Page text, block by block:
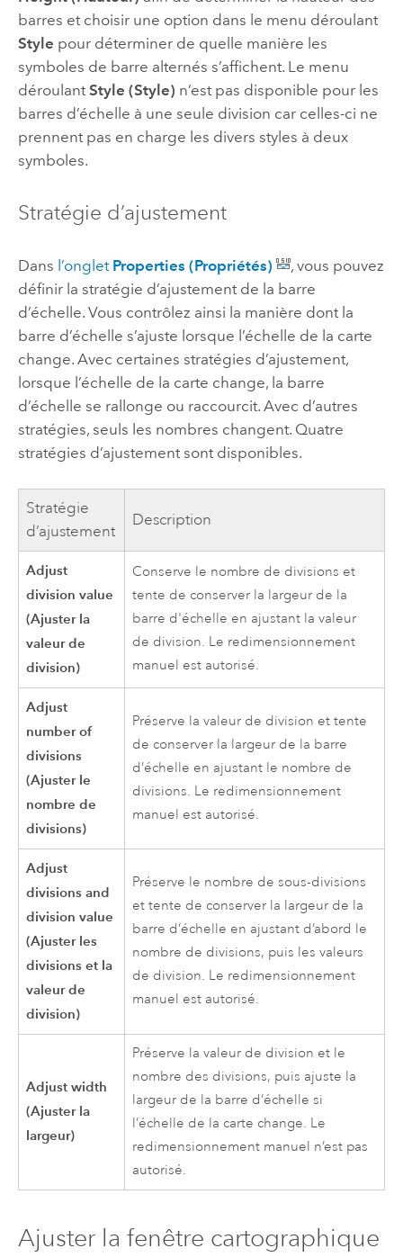
barres et choisir une option dans le menu déroulant
Style pour déterminer de quelle manière les
symboles de barre alternés s’affichent. Le menu
déroulant Style (Style) n’est pas disponible pour les
barres d’échelle à une seule division car celles-ci ne
prennent pas en charge les divers styles à deux
symboles.
Stratégie d’ajustement
Dans l’onglet Properties (Propriétés)
, vous pouvez
définir la stratégie d’ajustement de la barre
d’échelle. Vous contrôlez ainsi la manière dont la
barre d’échelle s’ajuste lorsque l’échelle de la carte
change. Avec certaines stratégies d’ajustement,
lorsque l’échelle de la carte change, la barre
d’échelle se rallonge ou raccourcit. Avec d’autres
stratégies, seuls les nombres changent. Quatre
stratégies d’ajustement sont disponibles.
Stratégie
d’ajustement
Description
Adjust
division value
(Ajuster la
valeur de
division)
Conserve le nombre de divisions et
tente de conserver la largeur de la
barre d'échelle en ajustant la valeur
de division. Le redimensionnement
manuel est autorisé.
Adjust
number of
divisions
(Ajuster le
nombre de
divisions)
Préserve la valeur de division et tente
de conserver la largeur de la barre
d’échelle en ajustant le nombre de
divisions. Le redimensionnement
manuel est autorisé.
Adjust
divisions and
division value
(Ajuster les
divisions et la
valeur de
division)
Préserve le nombre de sous-divisions
et tente de conserver la largeur de la
barre d’échelle en ajustant d’abord le
nombre de divisions, puis les valeurs
de division. Le redimensionnement
manuel est autorisé.
Adjust width
(Ajuster la
largeur)
Préserve la valeur de division et le
nombre des divisions, puis ajuste la
largeur de la barre d’échelle si
l’échelle de la carte change. Le
redimensionnement manuel n’est pas
autorisé.
Ajuster la fenêtre cartographique